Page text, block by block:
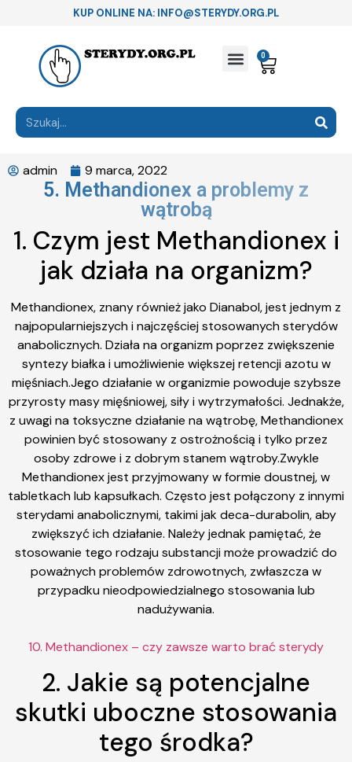
KUP ONLINE NA: INFO@STERYDY.ORG.PL
0
admin 9 marca, 2022
5. Methandionex a problemy z
wątrobą
1. Czym jest Methandionex i
jak działa na organizm?
Methandionex, znany również jako Dianabol, jest jednym z
najpopularniejszych i najczęściej stosowanych sterydów
anabolicznych. Działa na organizm poprzez zwiększenie
syntezy białka i umożliwienie większej retencji azotu w
mięśniach.Jego działanie w organizmie powoduje szybsze
przyrosty masy mięśniowej, siły i wytrzymałości. Jednakże,
z uwagi na toksyczne działanie na wątrobę, Methandionex
powinien być stosowany z ostrożnością i tylko przez
osoby zdrowe i z dobrym stanem wątroby.Zwykle
Methandionex jest przyjmowany w formie doustnej, w
tabletkach lub kapsułkach. Często jest połączony z innymi
sterydami anabolicznymi, takimi jak deca-durabolin, aby
zwiększyć ich działanie. Należy jednak pamiętać, że
stosowanie tego rodzaju substancji może prowadzić do
poważnych problemów zdrowotnych, zwłaszcza w
przypadku nieodpowiedzialnego stosowania lub
nadużywania.
10. Methandionex – czy zawsze warto brać sterydy
2. Jakie są potencjalne
skutki uboczne stosowania
tego środka?